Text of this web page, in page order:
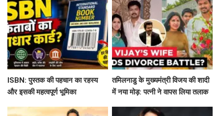
ISBN: पुस्तक की पहचान का रहस्य
और इसकी महत्वपूर्ण भूमिका
तमिलनाडु के मुख्यमंत्री विजय की शादी
में नया मोड़: पत्नी ने वापस लिया तलाक